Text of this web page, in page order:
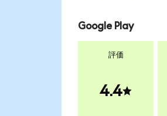
Google Play
評価
4.4